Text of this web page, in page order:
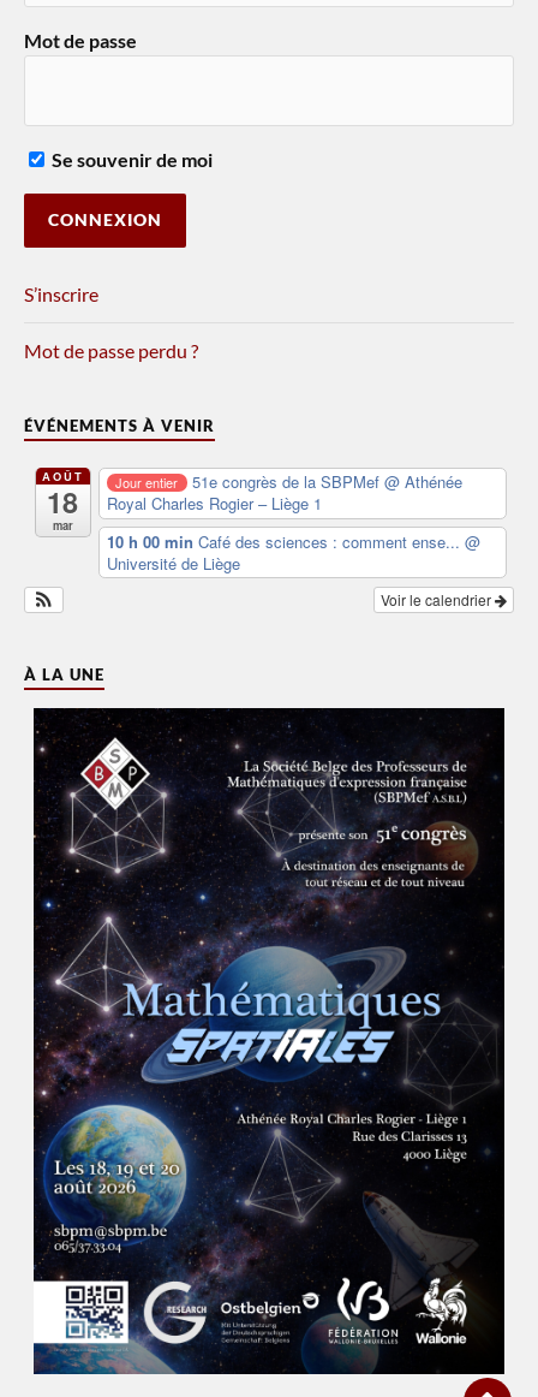
Mot de passe
Se souvenir de moi
S’inscrire
Mot de passe perdu ?
ÉVÉNEMENTS À VENIR
AOÛT
18
mar
Jour entier 51e congrès de la SBPMef@ Athénée
Royal Charles Rogier – Liège 1
10 h 00 min Café des sciences : comment ense... @
Université de Liège
Voir le calendrier
À LA UNE